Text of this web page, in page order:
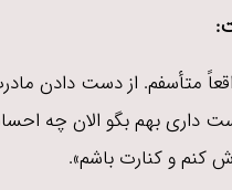
متأسفم. از دست دادن
داری بهم بگو الان چه
کنم و کنارت باشم».